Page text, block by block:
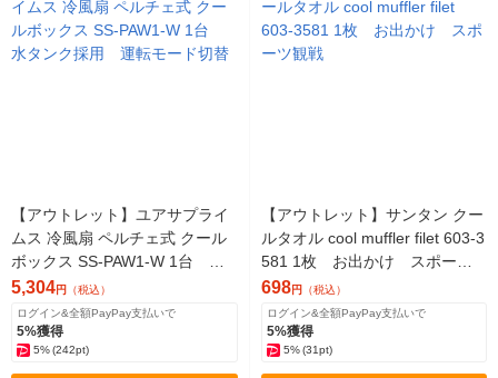
【アウトレット】ユアサプライ
ムス 冷風扇 ペルチェ式 クール
ボックス SS-PAW1-W 1台 水
タンク採用 運転モード切替
5,304円 （税込）
ログイン&全額PayPay支払いで
5%獲得
5%(242pt)
【アウトレット】サンタン クー
ルタオル cool muffler filet 603-3
581 1枚 お出かけ スポーツ
観戦
698円 （税込）
ログイン&全額PayPay支払いで
5%獲得
5% (31pt)